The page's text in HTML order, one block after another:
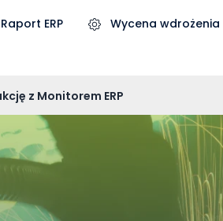
Raport ERP
Wycena wdrożenia
z Monitorem ERP